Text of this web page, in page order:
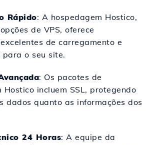
Rápido: A hospedagem Hostico,
de VPS, oferece
de carregamento e
o seu site.
: Os pacotes de
Hostico incluem SSL, protegendo
dados quanto as informações dos
24 Horas: A equipe da